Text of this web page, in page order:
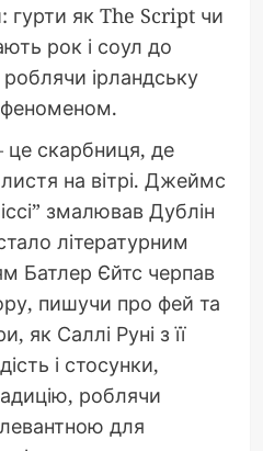
як The Script чи
рок і соул до
ірландську
це скарбниця, де
на вітрі. Джеймс
змалював Дублін
літературним
Батлер Єйтс черпав
пишучи про фей та
як Саллі Руні з її
і стосунки,
роблячи
для